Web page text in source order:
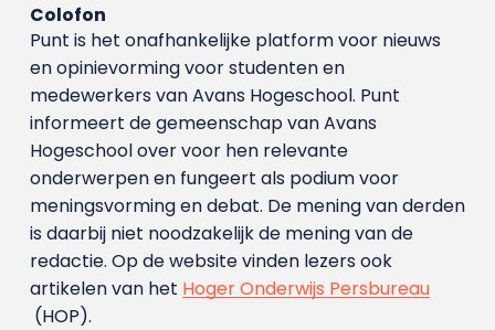
Colofon
Punt is het onafhankelijke platform voor nieuws
en opinievorming voor studenten en
medewerkers van Avans Hoge­school. Punt
informeert de gemeenschap van Avans
Hogeschool over voor hen relevante
onderwerpen en fungeert als podium voor
meningsvorming en debat. De mening van derden
is daarbij niet noodzakelijk de mening van de
redactie. Op de website vinden lezers ook
artikelen van het Hoger Onderwijs Persbureau
(HOP).